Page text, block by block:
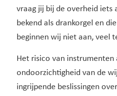
vraag jij bij de overheid iets
bekend als drankorgel en
beginnen wij niet aan, veel
Het risico van instrumenten
ondoorzichtigheid van de
ingrijpende beslissingen